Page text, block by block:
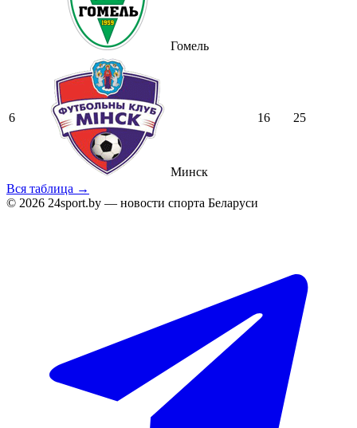
Гомель
6
Минск
16 25
Вся таблица →
© 2026 24sport.by — новости спорта Беларуси